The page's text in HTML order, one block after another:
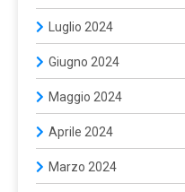
Luglio 2024
Giugno 2024
Maggio 2024
Aprile 2024
Marzo 2024